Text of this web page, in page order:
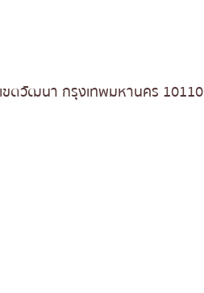
ขตวัฒนา กรุงเทพมหานคร 10110